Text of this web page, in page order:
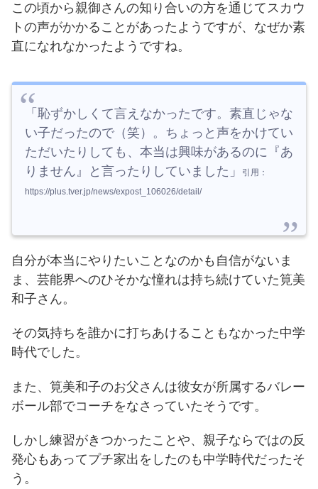
この頃から親御さんの知り合いの方を通じてスカウ
トの声がかかることがあったようですが、なぜか素
直になれなかったようですね。
「恥ずかしくて言えなかったです。素直じゃな
い子だったので（笑）。ちょっと声をかけてい
ただいたりしても、本当は興味があるのに『あ
りません』と言ったりしていました」
引用：
https://plus.tver.jp/news/expost_106026/detail/
自分が本当にやりたいことなのかも自信がないま
ま、芸能界へのひそかな憧れは持ち続けていた筧美
和子さん。
その気持ちを誰かに打ちあけることもなかった中学
時代でした。
また、筧美和子のお父さんは彼女が所属するバレー
ボール部でコーチをなさっていたそうです。
しかし練習がきつかったことや、親子ならではの反
発心もあってプチ家出をしたのも中学時代だったそ
う。